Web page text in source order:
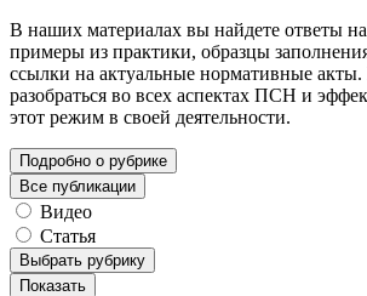
В наших материалах вы найдете ответы
примеры из практики, образцы
ссылки на актуальные нормативные
разобраться во всех аспектах ПСН и
этот режим в своей деятельности.
Подробно о рубрике
Все публикации
Видео
Статья
Выбрать рубрику
Показать